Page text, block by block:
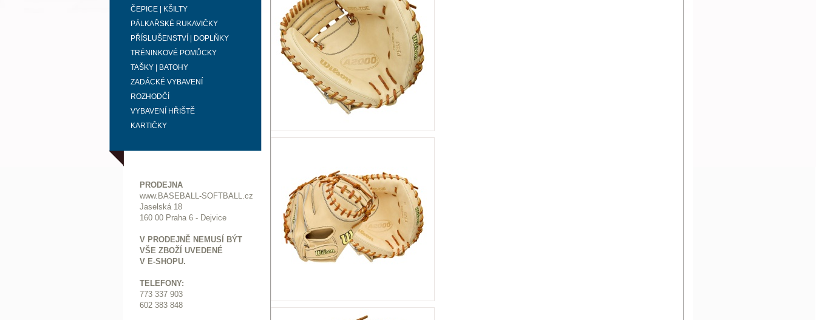
ČEPICE | KŠILTY
PÁLKAŘSKÉ RUKAVIČKY
PŘÍSLUŠENSTVÍ | DOPLŇKY
TRÉNINKOVÉ POMŮCKY
TAŠKY | BATOHY
ZADÁCKÉ VYBAVENÍ
ROZHODČÍ
VYBAVENÍ HŘIŠTĚ
KARTIČKY
PRODEJNA
www.BASEBALL-SOFTBALL.cz
Jaselská 18
160 00 Praha 6 - Dejvice
V PRODEJNĚ NEMUSÍ BÝT
VŠE ZBOŽÍ UVEDENÉ
V E-SHOPU.
TELEFONY:
773 337 903
602 383 848